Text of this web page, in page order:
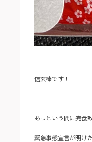
信玄棒です！
あっという間に完食
緊急事態宣言が明け